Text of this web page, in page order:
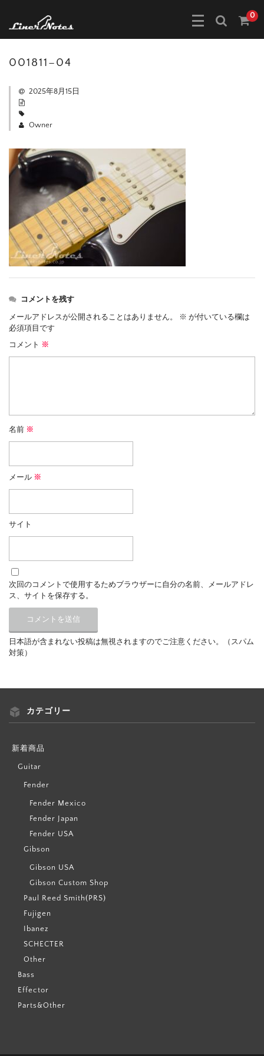
0
001811–04
2025年8月15日
Owner
コメントを残す
メールアドレスが公開されることはありません。 ※ が付いている欄は
必須項目です
コメント ※
名前 ※
メール ※
サイト
次回のコメントで使用するためブラウザーに自分の名前、メールアドレ
ス、サイトを保存する。
日本語が含まれない投稿は無視されますのでご注意ください。（スパム
対策）
カテゴリー
新着商品
Guitar
Fender
Fender Mexico
Fender Japan
Fender USA
Gibson
Gibson USA
Gibson Custom Shop
Paul Reed Smith(PRS)
Fujigen
Ibanez
SCHECTER
Other
Bass
Effector
Parts&Other